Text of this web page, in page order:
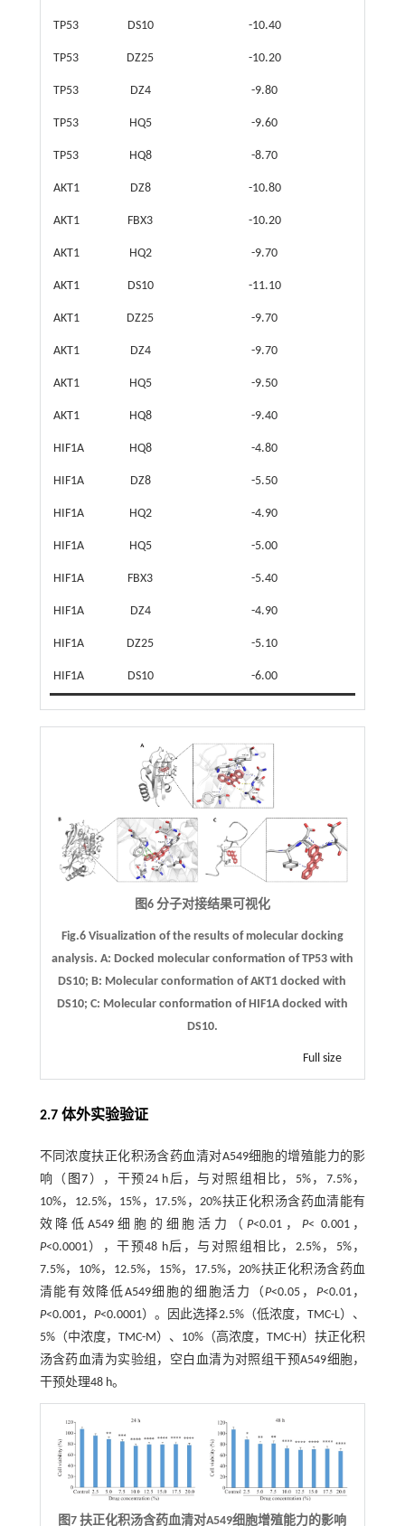
TP53 DS10 -10.40
TP53 DZ25 -10.20
TP53 DZ4 -9.80
TP53 HQ5 -9.60
TP53 HQ8 -8.70
AKT1 DZ8 -10.80
AKT1 FBX3 -10.20
AKT1 HQ2 -9.70
AKT1 DS10 -11.10
AKT1 DZ25 -9.70
AKT1 DZ4 -9.70
AKT1 HQ5 -9.50
AKT1 HQ8 -9.40
HIF1A HQ8 -4.80
HIF1A DZ8 -5.50
HIF1A HQ2 -4.90
HIF1A HQ5 -5.00
HIF1A FBX3 -5.40
HIF1A DZ4 -4.90
HIF1A DZ25 -5.10
HIF1A DS10 -6.00
图6 分子对接结果可视化
Fig.6 Visualization of the results of molecular docking
analysis. A: Docked molecular conformation of TP53 with
DS10;B: Molecular conformation of AKT1 docked with
DS10; C: Molecular conformation of HIF1A docked with
DS10.
Full size
2.7 体外实验验证
不同浓度扶正化积汤含药血清对A549细胞的增殖能力的影
响（ 图7 ），干预24 h后，与对照组相比，5%，7.5%，
10%，12.5%，15%，17.5%，20%扶正化积汤含药血清能有
效降低A549细胞的细胞活力（ P<0.01， P< 0.001，
P<0.0001），干预48 h后，与对照组相比，2.5%，5%，
7.5%，10%，12.5%，15%，17.5%，20%扶正化积汤含药血
清能有效降低A549细胞的细胞活力（P<0.05， P<0.01，
P<0.001， P<0.0001）。因此选择2.5%（低浓度，TMC-L）、
5%（中浓度，TMC-M）、10%（高浓度，TMC-H）扶正化积
汤含药血清为实验组，空白血清为对照组干预A549细胞，
干预处理48 h。
图7 扶正化积汤含药血清对A549细胞增殖能力的影响